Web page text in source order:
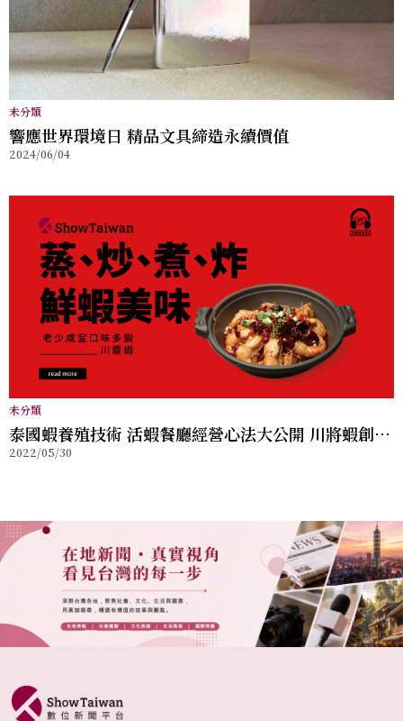
未分類
響應世界環境日 精品文具締造永續價值
2024/06/04
未分類
泰國蝦養殖技術 活蝦餐廳經營心法大公開 川將蝦創業
談
2022/05/30